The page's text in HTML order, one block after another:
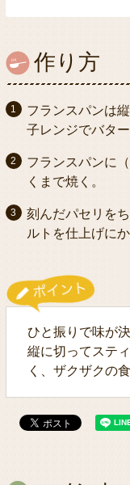
作り方
フランスパンは
子レンジでバタ
フランスパンに
くまで焼く。
刻んだパセリを
ルトを仕上げにか
ひと振りで味が
縦に切ってステ
く、ザクザクの